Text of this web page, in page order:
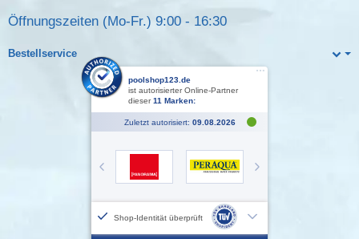
Öffnungszeiten (Mo-Fr.) 9:00 - 16:30
Bestellservice